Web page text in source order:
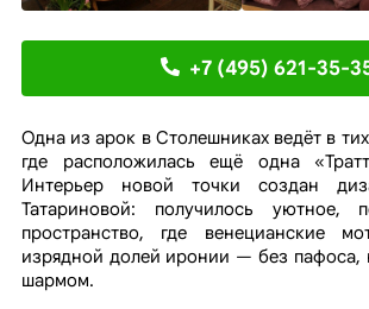
+7 (495) 621-35-
Одна из арок в Столешниках ведёт в
где расположилась ещё одна
Интерьер новой точки создан
Татариновой: получилось уютное,
пространство, где венецианские
изрядной долей иронии — без пафоса,
шармом.